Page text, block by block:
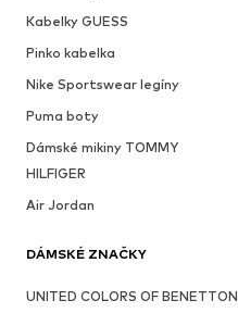
Kabelky GUESS
Pinko kabelka
Nike Sportswear legíny
Puma boty
Dámské mikiny TOMMY
HILFIGER
Air Jordan
DÁMSKÉ ZNAČKY
UNITED COLORS OF BENETTON